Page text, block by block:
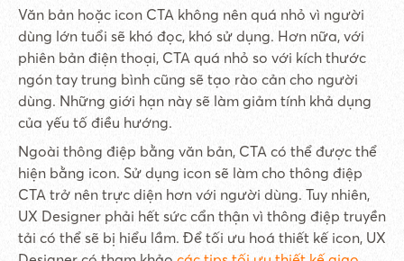
Văn bản hoặc icon CTA không nên quá nhỏ vì người
dùng lớn tuổi sẽ khó đọc, khó sử dụng. Hơn nữa, với
phiên bản điện thoại, CTA quá nhỏ so với kích thước
ngón tay trung bình cũng sẽ tạo rào cản cho người
dùng. Những giới hạn này sẽ làm giảm tính khả dụng
của yếu tố điều hướng.
Ngoài thông điệp bằng văn bản, CTA có thể được thể
hiện bằng icon. Sử dụng icon sẽ làm cho thông điệp
CTA trở nên trực diện hơn với người dùng. Tuy nhiên,
UX Designer phải hết sức cẩn thận vì thông điệp truyền
tải có thể sẽ bị hiểu lầm. Để tối ưu hoá thiết kế icon, UX